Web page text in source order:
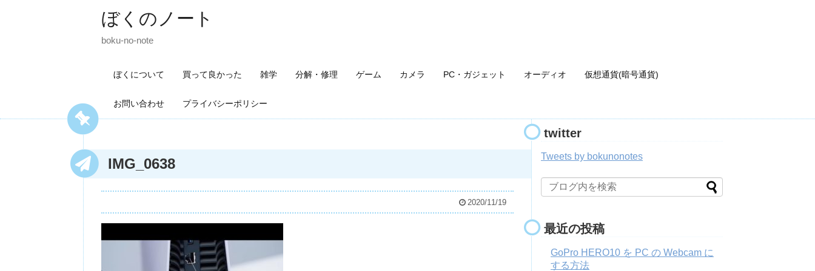
ぼくのノート
boku-no-note
ぼくについて 買って良かった 雑学 分解・修理 ゲーム カメラ PC・ガジェット オーディオ 仮想通貨(暗号通貨)
お問い合わせ プライバシーポリシー
IMG_0638
2020/11/19
twitter
Tweets by bokunonotes
最近の投稿
GoPro HERO10 を PC の Webcam に
する方法